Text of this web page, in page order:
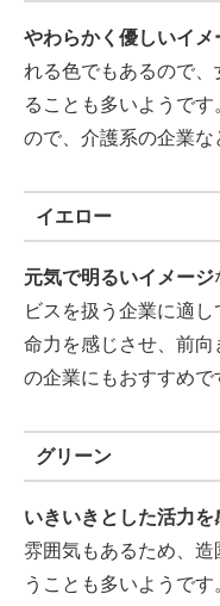
やわらかく優しいイメ
れる色でもあるので
ることも多いようで
ので、介護系の企業な
イエロー
元気で明るいイメージ
ビスを扱う企業に適
命力を感じさせ、前
の企業にもおすすめで
グリーン
いきいきとした活力を
雰囲気もあるため、
うことも多いようで